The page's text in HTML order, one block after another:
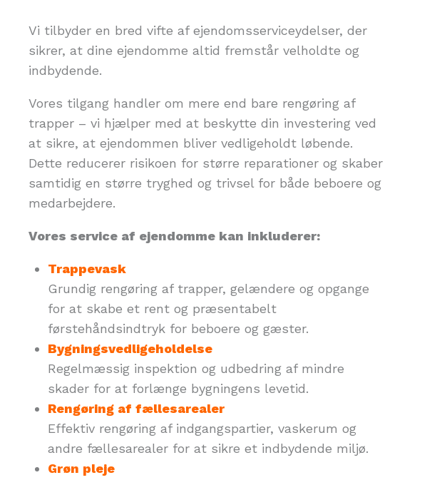
Vi tilbyder en bred vifte af ejendomsserviceydelser, der
sikrer, at dine ejendomme altid fremstår velholdte og
indbydende.
Vores tilgang handler om mere end bare rengøring af
trapper – vi hjælper med at beskytte din investering ved
at sikre, at ejendommen bliver vedligeholdt løbende.
Dette reducerer risikoen for større reparationer og skaber
samtidig en større tryghed og trivsel for både beboere og
medarbejdere.
Vores service af ejendomme kan inkluderer:
Trappevask
Grundig rengøring af trapper, gelændere og opgange
for at skabe et rent og præsentabelt
førstehåndsindtryk for beboere og gæster.
Bygningsvedligeholdelse
Regelmæssig inspektion og udbedring af mindre
skader for at forlænge bygningens levetid.
Rengøring af fællesarealer
Effektiv rengøring af indgangspartier, vaskerum og
andre fællesarealer for at sikre et indbydende miljø.
Grøn pleje